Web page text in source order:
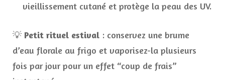
vieillissement cutané et protège la peau des UV.
💡 Petit rituel estival : conservez une brume
d’eau florale au frigo et vaporisez-la plusieurs
fois par jour pour un effet “coup de frais”